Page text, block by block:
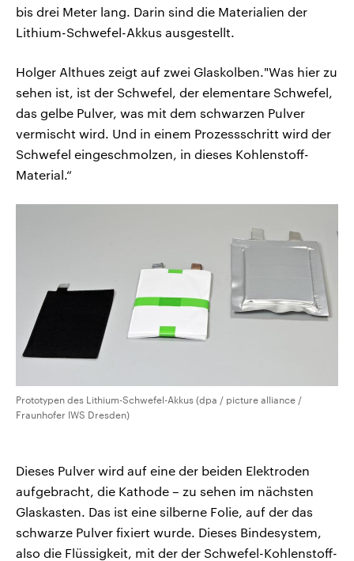
bis drei Meter lang. Darin sind die Materialien der
Lithium-Schwefel-Akkus ausgestellt.
Holger Althues zeigt auf zwei Glaskolben."Was hier zu
sehen ist, ist der Schwefel, der elementare Schwefel,
das gelbe Pulver, was mit dem schwarzen Pulver
vermischt wird. Und in einem Prozessschritt wird der
Schwefel eingeschmolzen, in dieses Kohlenstoff-
Material.“
Prototypen des Lithium-Schwefel-Akkus (dpa / picture alliance /
Fraunhofer IWS Dresden)
Dieses Pulver wird auf eine der beiden Elektroden
aufgebracht, die Kathode – zu sehen im nächsten
Glaskasten. Das ist eine silberne Folie, auf der das
schwarze Pulver fixiert wurde. Dieses Bindesystem,
also die Flüssigkeit, mit der der Schwefel-Kohlenstoff-